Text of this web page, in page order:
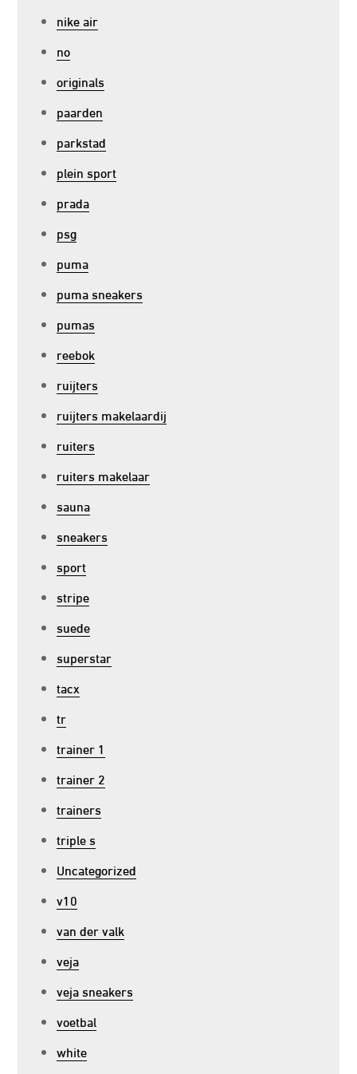
nike air
no
originals
paarden
parkstad
plein sport
prada
psg
puma
puma sneakers
pumas
reebok
ruijters
ruijters makelaardij
ruiters
ruiters makelaar
sauna
sneakers
sport
stripe
suede
superstar
tacx
tr
trainer 1
trainer 2
trainers
triple s
Uncategorized
v10
van der valk
veja
veja sneakers
voetbal
white